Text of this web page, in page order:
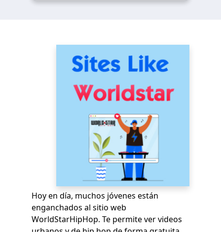
Hoy en día, muchos jóvenes están
enganchados al sitio web
WorldStarHipHop. Te permite ver videos